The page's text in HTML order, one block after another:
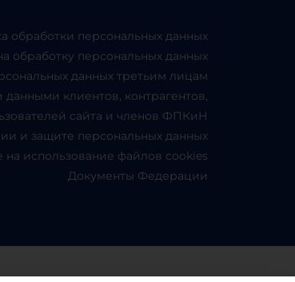
обработки персональных данных
обработку персональных данных
данных третьим лицам
клиентов, контрагентов,
сайта и членов ФПКиН
и защите персональных данных
на использование файлов cookies
Документы Федерации